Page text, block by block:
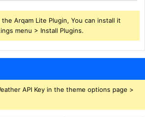
Arqam Lite Plugin, You can install it
menu > Install Plugins.
API Key in the theme options page >